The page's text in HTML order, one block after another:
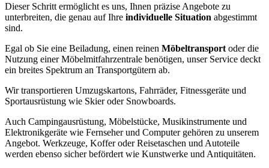
Dieser Schritt ermöglicht es uns, Ihnen präzise Angebote zu
unterbreiten, die genau auf Ihre individuelle Situation abgestimmt
sind.
Egal ob Sie eine Beiladung, einen reinen Möbeltransport oder die
Nutzung einer Möbelmitfahrzentrale benötigen, unser Service deckt
ein breites Spektrum an Transportgütern ab.
Wir transportieren Umzugskartons, Fahrräder, Fitnessgeräte und
Sportausrüstung wie Skier oder Snowboards.
Auch Campingausrüstung, Möbelstücke, Musikinstrumente und
Elektronikgeräte wie Fernseher und Computer gehören zu unserem
Angebot. Werkzeuge, Koffer oder Reisetaschen und Autoteile
werden ebenso sicher befördert wie Kunstwerke und Antiquitäten.